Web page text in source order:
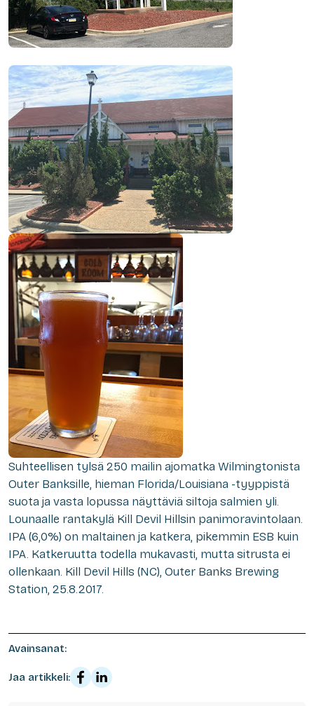
Suhteellisen tylsä 250 mailin ajomatka Wilmingtonista
Outer Banksille, hieman Florida/Louisiana -tyyppistä
suota ja vasta lopussa näyttäviä siltoja salmien yli.
Lounaalle rantakylä Kill Devil Hillsin panimoravintolaan.
IPA (6,0%) on maltainen ja katkera, pikemmin ESB kuin
IPA. Katkeruutta todella mukavasti, mutta sitrusta ei
ollenkaan. Kill Devil Hills (NC), Outer Banks Brewing
Station, 25.8.2017.
Avainsanat:
Jaa artikkeli: